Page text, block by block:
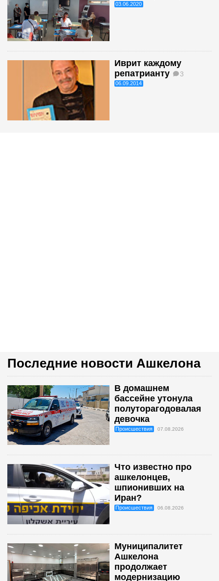
03.06.2020
Иврит каждому
репатрианту
3
06.09.2014
Последние новости Ашкелона
В домашнем
бассейне утонула
полуторагодовалая
девочка
Происшествия 07.08.2026
Что известно про
ашкелонцев,
шпионивших на
Иран?
Происшествия 06.08.2026
Муниципалитет
Ашкелона
продолжает
модернизацию